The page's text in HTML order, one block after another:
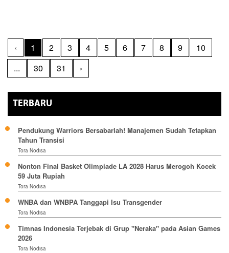
‹ 1 2 3 4 5 6 7 8 9
10
...
30 31 ›
TERBARU
Pendukung Warriors Bersabarlah! Manajemen Sudah Tetapkan
Tahun Transisi
Tora Nodisa
Nonton Final Basket Olimpiade LA 2028 Harus Merogoh Kocek
59 Juta Rupiah
Tora Nodisa
WNBA dan WNBPA Tanggapi Isu Transgender
Tora Nodisa
Timnas Indonesia Terjebak di Grup "Neraka" pada Asian Games
2026
Tora Nodisa